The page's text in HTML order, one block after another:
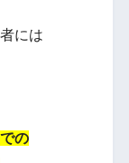
には
の